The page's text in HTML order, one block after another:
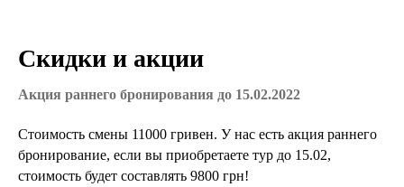
Скидки и акции
Акция раннего бронирования до 15.02.2022
Стоимость смены 11000 гривен. У нас есть акция раннего
бронирование, если вы приобретаете тур до 15.02,
стоимость будет составлять 9800 грн!